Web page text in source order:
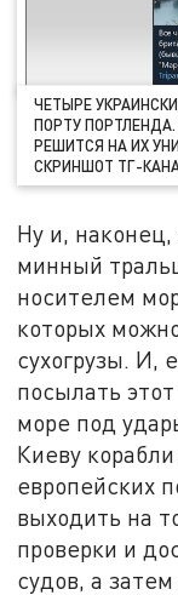
ЧЕТЫРЕ
ПОРТУ
РЕШИТСЯ НА ИХ
СКРИНШОТ ТГ-
Ну и,
минный
носителем
которых
сухогрузы. И,
посылать
море под
Киеву
европейских
выходить на
проверки и
судов, а